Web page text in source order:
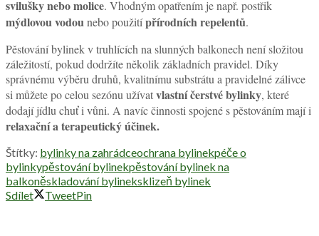
svilušky nebo molice. Vhodným opatřením je např. postřik
mýdlovou vodounebo použitípřírodních repelentů.
Pěstování bylinek v truhlících na slunných balkonech není složitou
záležitostí, pokud dodržíte několik základních pravidel. Díky
správnému výběru druhů, kvalitnímu substrátu a pravidelné zálivce
si můžete po celou sezónu užívatvlastní čerstvé bylinky, které
dodají jídlu chuť i vůni. A navíc činnosti spojené s pěstováním mají i
relaxační a terapeutický účinek.
Štítky: bylinky na zahrádceochrana bylinekpéče o
bylinkypěstování bylinekpěstování bylinek na
balkoněskladování bylineksklizeň bylinek
Sdílet
TweetPin